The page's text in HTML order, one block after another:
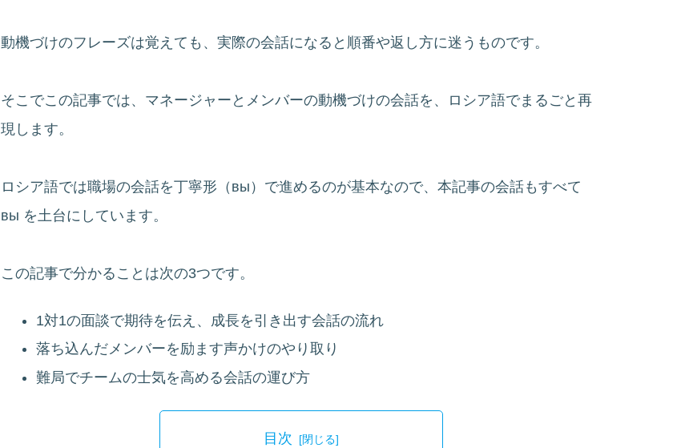
動機づけのフレーズは覚えても、実際の会話になると順番や返し方に迷うものです。
そこでこの記事では、マネージャーとメンバーの動機づけの会話を、ロシア語でまるごと再
現します。
ロシア語では職場の会話を丁寧形（вы）で進めるのが基本なので、本記事の会話もすべて
вы を土台にしています。
この記事で分かることは次の3つです。
1対1の面談で期待を伝え、成長を引き出す会話の流れ
落ち込んだメンバーを励ます声かけのやり取り
難局でチームの士気を高める会話の運び方
目次